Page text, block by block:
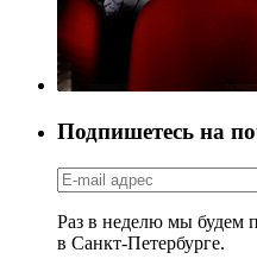
Подпишетесь на
Раз в неделю мы будем
в Санкт-Петербурге.